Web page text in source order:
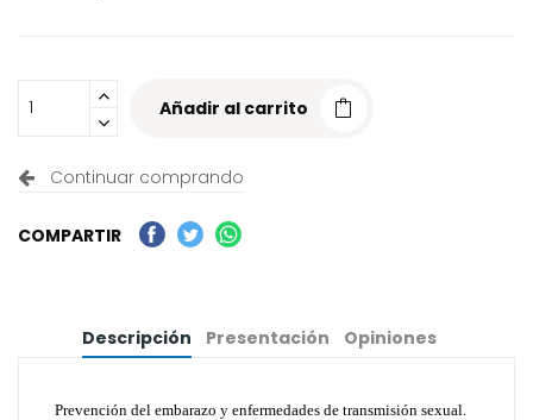
Añadir al carrito
Continuar comprando
COMPARTIR
Descripción Presentación Opiniones
Prevención del embarazo y enfermedades de transmisión sexual.